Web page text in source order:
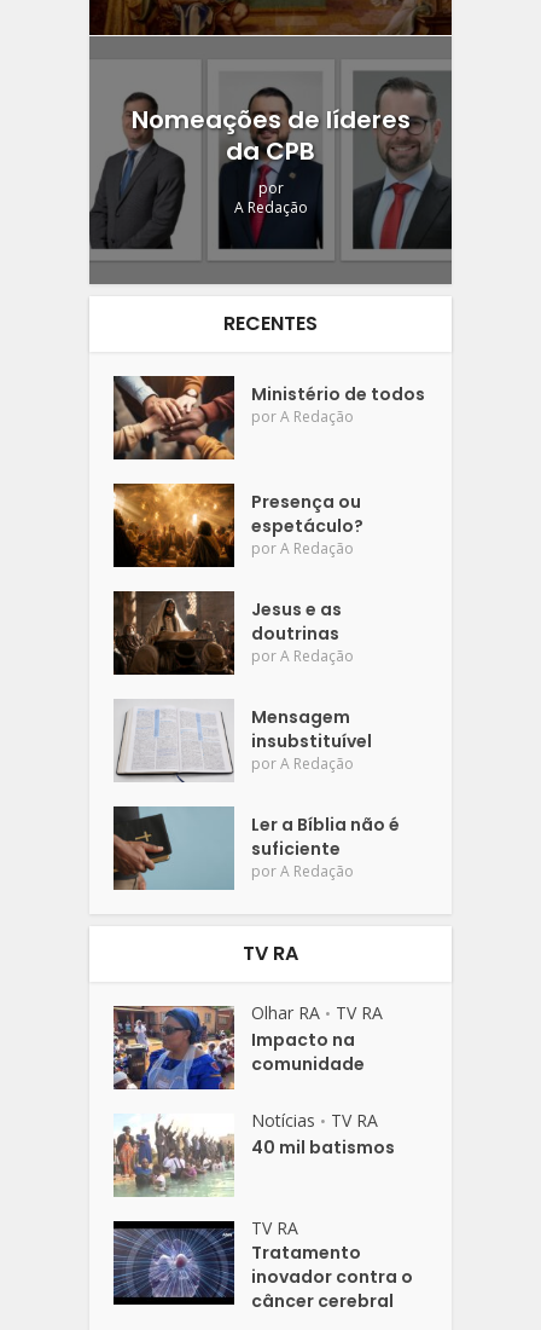
Nomeações de líderes
da CPB
por
A Redação
RECENTES
Ministério de todos
porA Redação
Presença ou
espetáculo?
porA Redação
Jesus e as
doutrinas
porA Redação
Mensagem
insubstituível
porA Redação
Ler a Bíblia não é
suficiente
porA Redação
TV RA
Olhar RA • TV RA
Impacto na
comunidade
Notícias • TV RA
40 mil batismos
TV RA
Tratamento
inovador contra o
câncer cerebral